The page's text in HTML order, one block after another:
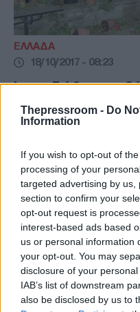
Thepressroom - Do
Information
If you wish to opt-out of
processing of your
targeted advertising by
section to confirm your
opt-out request is
interest-based ads based
us or personal information
your opt-out. You may
disclosure of your
IAB’s list of downstream
also be disclosed by us to
ΕΛΛΑΔΑ
18/10/2017 - 08:23
Ισοπεδώθηκε
Πηλίου από
ΒΙΝΤΕΟ)
πριν τα
ταβέρνα στο
Πήλιο (ΦΩΤΟ)